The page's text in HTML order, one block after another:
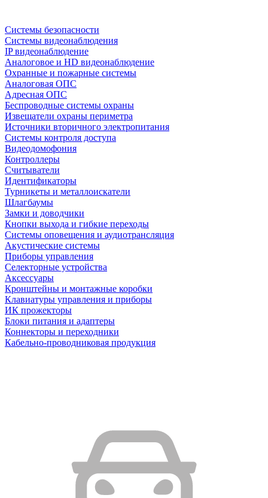
Системы безопасности
Системы видеонаблюдения
IP видеонаблюдение
Аналоговое и HD видеонаблюдение
Охранные и пожарные системы
Аналоговая ОПС
Адресная ОПС
Беспроводные системы охраны
Извещатели охраны периметра
Источники вторичного электропитания
Системы контроля доступа
Видеодомофония
Контроллеры
Считыватели
Идентификаторы
Турникеты и металлоискатели
Шлагбаумы
Замки и доводчики
Кнопки выхода и гибкие переходы
Системы оповещения и аудиотрансляция
Акустические системы
Приборы управления
Селекторные устройства
Аксессуары
Кронштейны и монтажные коробки
Клавиатуры управления и приборы
ИК прожекторы
Блоки питания и адаптеры
Коннекторы и переходники
Кабельно-проводниковая продукция